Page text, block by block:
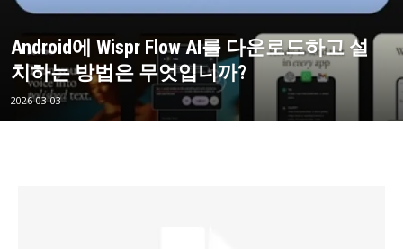
Android에 Wispr Flow AI를 다운로드하고 설
치하는 방법은 무엇입니까?
2026-03-03